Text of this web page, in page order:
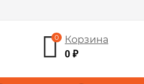
0 Корзина
0₽